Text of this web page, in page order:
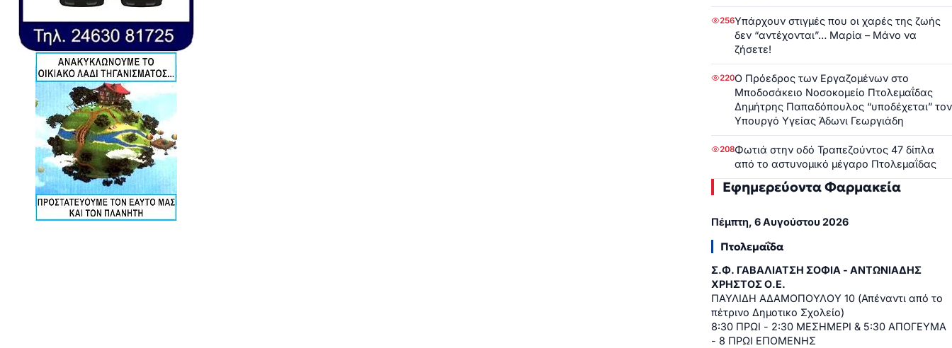
256Υπάρχουν στιγμές που οι χαρές της ζωής
δεν “αντέχονται”… Μαρία – Μάνο να
ζήσετε!
220Ο Πρόεδρος των Εργαζομένων στο
Μποδοσάκειο Νοσοκομείο Πτολεμαΐδας
Δημήτρης Παπαδόπουλος “υποδέχεται” τον
Υπουργό Υγείας Άδωνι Γεωργιάδη
208Φωτιά στην οδό Τραπεζούντος 47 δίπλα
από το αστυνομικό μέγαρο Πτολεμαΐδας
Εφημερεύοντα Φαρμακεία
Πέμπτη, 6 Αυγούστου 2026
Πτολεμαΐδα
Σ.Φ. ΓΑΒΑΛΙΑΤΣΗ ΣΟΦΙΑ - ΑΝΤΩΝΙΑΔΗΣ
ΧΡΗΣΤΟΣ Ο.Ε.
ΠΑΥΛΙΔΗ ΑΔΑΜΟΠΟΥΛΟΥ 10 (Απέναντι από το
πέτρινο Δημοτικο Σχολείο)
8:30 ΠΡΩΙ - 2:30 ΜΕΣΗΜΕΡΙ & 5:30 ΑΠΟΓΕΥΜΑ
- 8 ΠΡΩΙ ΕΠΟΜΕΝΗΣ